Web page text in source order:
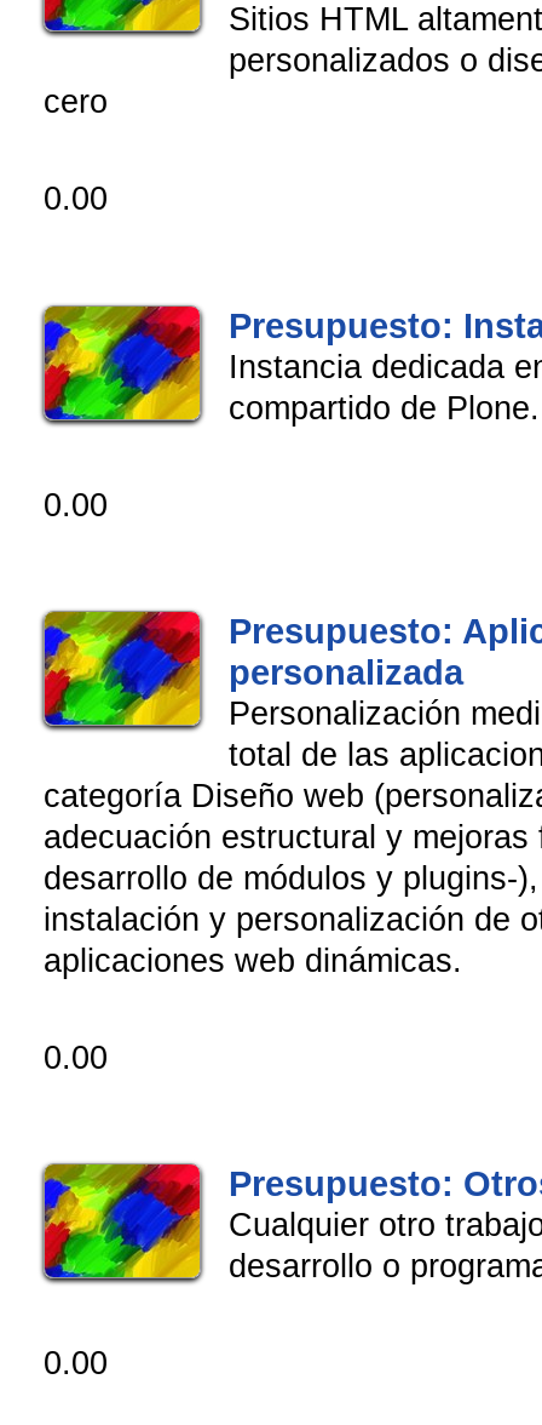
Sitios HTML
personalizados o
cero
0.00
Presupuesto:
Instancia dedicada
compartido de Plone.
0.00
Presupuesto:
personalizada
Personalización
total de las
categoría Diseño web
adecuación estructural y mejoras
desarrollo de módulos y plugins-
instalación y personalización de
aplicaciones web dinámicas.
0.00
Presupuesto:
Cualquier otro
desarrollo o
0.00